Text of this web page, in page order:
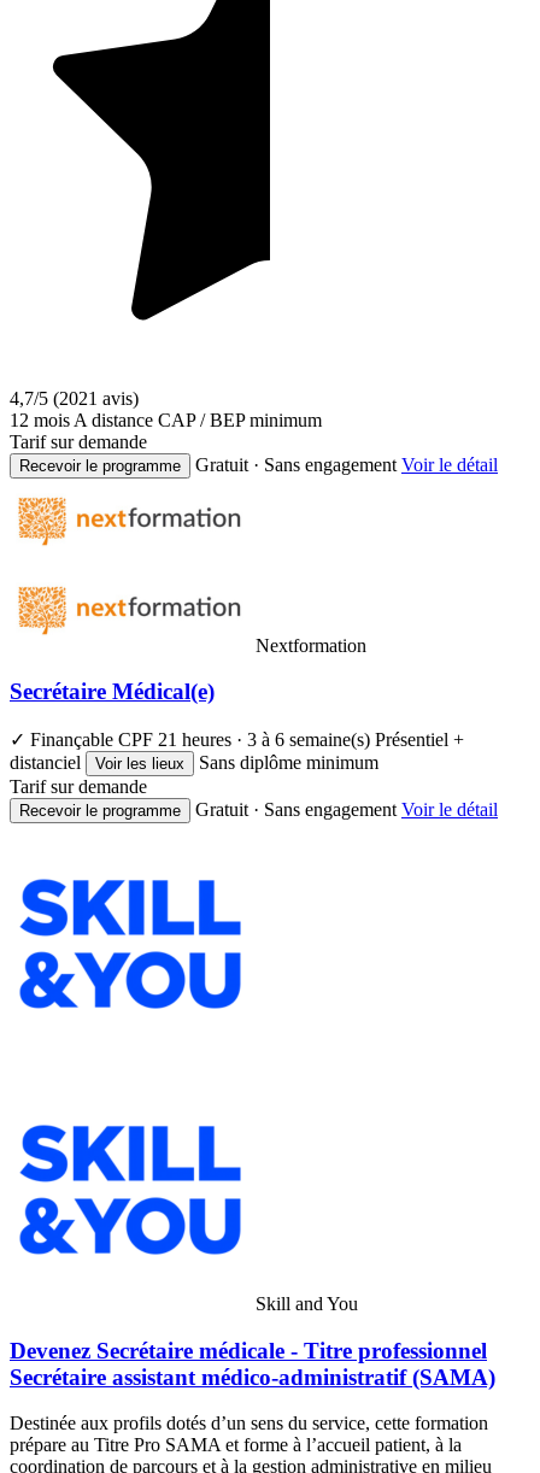
4,7/5 (2021 avis)
12 mois A distance CAP / BEP minimum
Tarif sur demande
Recevoir le programme Gratuit · Sans engagement Voir le détail
Nextformation
Secrétaire Médical(e)
✓ Finançable CPF 21 heures · 3 à 6 semaine(s) Présentiel +
distanciel
Voir les lieux
Sans diplôme minimum
Tarif sur demande
Recevoir le programme Gratuit · Sans engagement Voir le détail
Skill and You
Devenez Secrétaire médicale - Titre professionnel
Secrétaire assistant médico-administratif (SAMA)
Destinée aux profils dotés d’un sens du service, cette formation
prépare au Titre Pro SAMA et forme à l’accueil patient, à la
coordination de parcours et à la gestion administrative en milieu